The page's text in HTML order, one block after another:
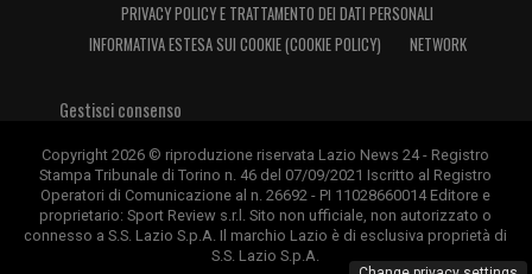
PRIVACY POLICY E TRATTAMENTO DEI DATI PERSONALI
INFORMATIVA ESTESA SUI COOKIE (COOKIE POLICY)
NETWORK
Gestisci consenso
Copyright 2026 © riproduzione riservata Lazio News 24 - Registro
Stampa Tribunale di Torino n. 46 del 07/09/2021 Iscritto al Registro
Operatori di Comunicazione al n. 26692 - PI 11028660014 Editore e
proprietario: Sport Review s.r.l. Sito non ufficiale, non autorizzato o
connesso a S.S. Lazio S.p.A. Il marchio Lazio è di esclusiva proprietà di
S.S. Lazio S.p.A.